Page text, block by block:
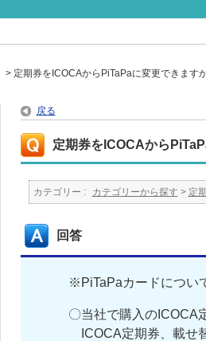
> 定期券をICOCAからPiTaPaに変更できます
戻る
定期券をICOCAから
カテゴリー : カテゴリーから探す > 定
回答
※PiTaPaカードについ
〇当社で購入のICOCA
ICOCA定期券、載せ